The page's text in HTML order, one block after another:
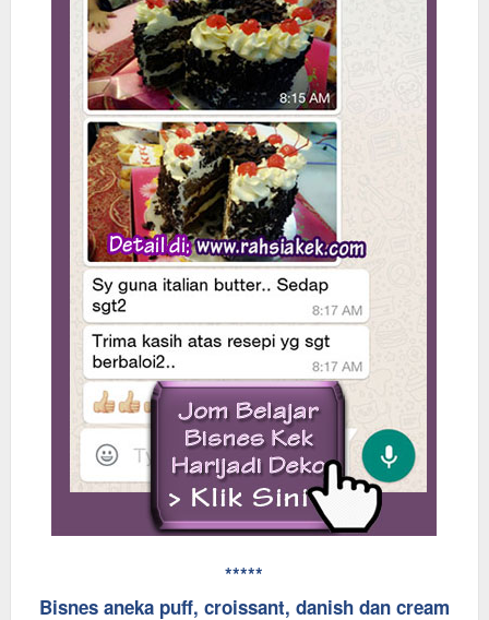
*****
Bisnes aneka puff, croissant, danish dan cream